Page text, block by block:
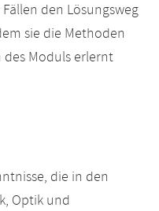
den Lösungsweg
sie die Methoden
des Moduls erlernt
die in den
Optik und